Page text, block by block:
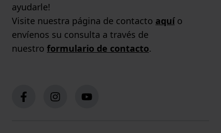
ayudarle!
Visite nuestra página de contacto aquío
envíenos su consulta a través de
nuestro formulario de contacto.